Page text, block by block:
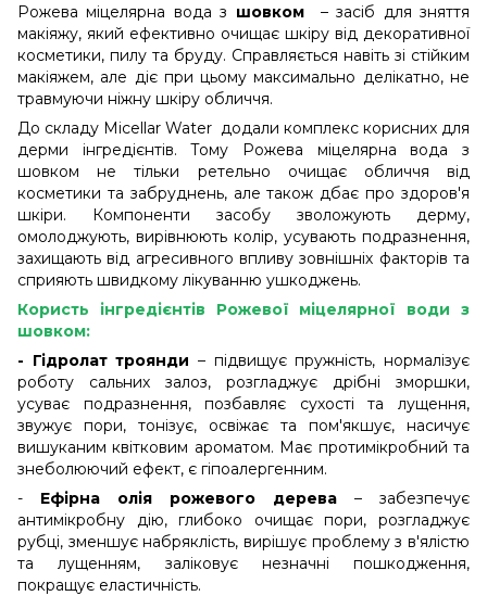
Рожева міцелярна вода з шовком– засіб для зняття
макіяжу, який ефективно очищає шкіру від декоративної
косметики, пилу та бруду. Справляється навіть зі стійким
макіяжем, але діє при цьому максимально делікатно, не
травмуючи ніжну шкіру обличчя.
До складу Micellar Water додали комплекс корисних для
дерми інгредієнтів. Тому Рожева міцелярна вода з
шовком не тільки ретельно очищає обличчя від
косметики та забруднень, але також дбає про здоров'я
шкіри. Компоненти засобу зволожують дерму,
омолоджують, вирівнюють колір, усувають подразнення,
захищають від агресивного впливу зовнішніх факторів та
сприяють швидкому лікуванню ушкоджень.
Користь інгредієнтів Рожевої міцелярної води з
шовком:
- Гідролат троянди – підвищує пружність, нормалізує
роботу сальних залоз, розгладжує дрібні зморшки,
усуває подразнення, позбавляє сухості та лущення,
звужує пори, тонізує, освіжає та пом'якшує, насичує
вишуканим квітковим ароматом. Має протимікробний та
знеболюючий ефект, є гіпоалергенним.
- Ефірна олія рожевого дерева – забезпечує
антимікробну дію, глибоко очищає пори, розгладжує
рубці, зменшує набряклість, вирішує проблему з в'ялістю
та лущенням, заліковує незначні пошкодження,
покращує еластичність.